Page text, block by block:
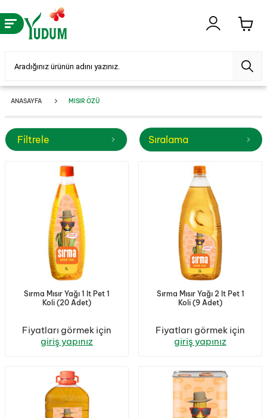
ANASAYFA MISIR ÖZÜ
Filtrele Sıralama
Sırma Mısır Yağı 1 lt Pet 1
Koli (20 Adet)
Fiyatları görmek için
giriş yapınız
Sırma Mısır Yağı 2 lt Pet 1
Koli (9 Adet)
Fiyatları görmek için
giriş yapınız